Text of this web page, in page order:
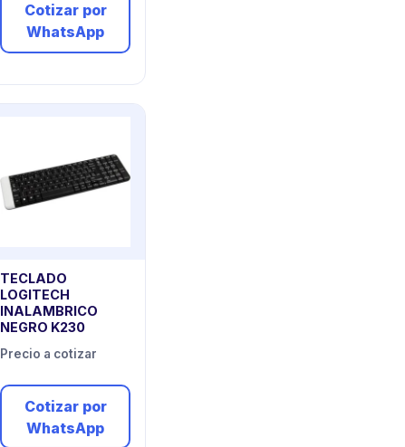
Cotizar por
WhatsApp
TECLADO
LOGITECH
INALAMBRICO
NEGRO K230
Precio a cotizar
Cotizar por
WhatsApp